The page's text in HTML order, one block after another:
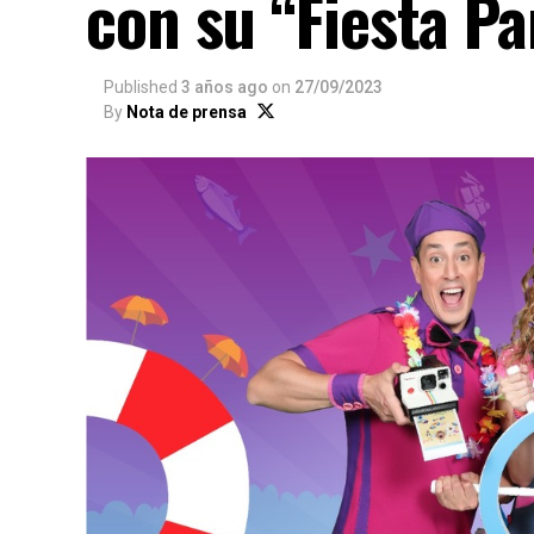
Published 3 años ago on 27/09/2023
By Nota de prensa